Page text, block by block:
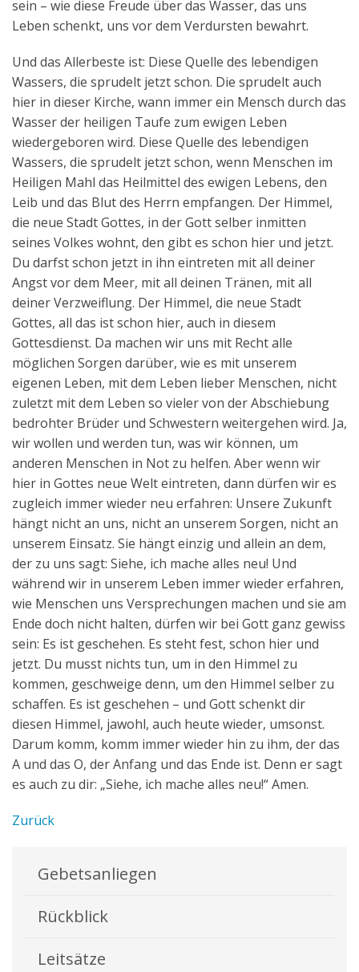
sein – wie diese Freude über das Wasser, das uns
Leben schenkt, uns vor dem Verdursten bewahrt.
Und das Allerbeste ist: Diese Quelle des lebendigen
Wassers, die sprudelt jetzt schon. Die sprudelt auch
hier in dieser Kirche, wann immer ein Mensch durch das
Wasser der heiligen Taufe zum ewigen Leben
wiedergeboren wird. Diese Quelle des lebendigen
Wassers, die sprudelt jetzt schon, wenn Menschen im
Heiligen Mahl das Heilmittel des ewigen Lebens, den
Leib und das Blut des Herrn empfangen. Der Himmel,
die neue Stadt Gottes, in der Gott selber inmitten
seines Volkes wohnt, den gibt es schon hier und jetzt.
Du darfst schon jetzt in ihn eintreten mit all deiner
Angst vor dem Meer, mit all deinen Tränen, mit all
deiner Verzweiflung. Der Himmel, die neue Stadt
Gottes, all das ist schon hier, auch in diesem
Gottesdienst. Da machen wir uns mit Recht alle
möglichen Sorgen darüber, wie es mit unserem
eigenen Leben, mit dem Leben lieber Menschen, nicht
zuletzt mit dem Leben so vieler von der Abschiebung
bedrohter Brüder und Schwestern weitergehen wird. Ja,
wir wollen und werden tun, was wir können, um
anderen Menschen in Not zu helfen. Aber wenn wir
hier in Gottes neue Welt eintreten, dann dürfen wir es
zugleich immer wieder neu erfahren: Unsere Zukunft
hängt nicht an uns, nicht an unserem Sorgen, nicht an
unserem Einsatz. Sie hängt einzig und allein an dem,
der zu uns sagt: Siehe, ich mache alles neu! Und
während wir in unserem Leben immer wieder erfahren,
wie Menschen uns Versprechungen machen und sie am
Ende doch nicht halten, dürfen wir bei Gott ganz gewiss
sein: Es ist geschehen. Es steht fest, schon hier und
jetzt. Du musst nichts tun, um in den Himmel zu
kommen, geschweige denn, um den Himmel selber zu
schaffen. Es ist geschehen – und Gott schenkt dir
diesen Himmel, jawohl, auch heute wieder, umsonst.
Darum komm, komm immer wieder hin zu ihm, der das
A und das O, der Anfang und das Ende ist. Denn er sagt
es auch zu dir: „Siehe, ich mache alles neu!“ Amen.
Zurück
Gebetsanliegen
Rückblick
Leitsätze